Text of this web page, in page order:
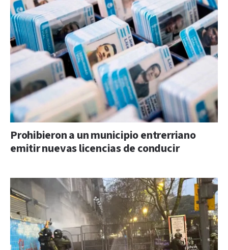
Prohibieron a un municipio entrerriano
emitir nuevas licencias de conducir